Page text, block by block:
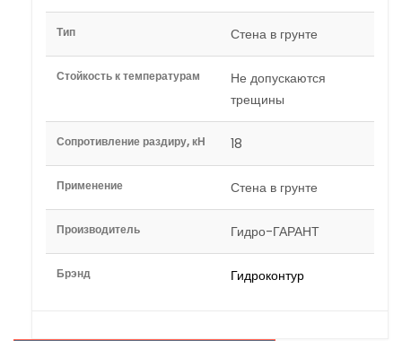
Тип Стена в грунте
Стойкость к температурам
Не допускаются
трещины
Сопротивление раздиру, кН 18
Применение Стена в грунте
Производитель Гидро-ГАРАНТ
Брэнд Гидроконтур